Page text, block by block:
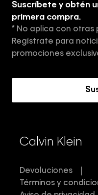
Tiendas
Aviso de privacidad
Términos y
Suscríbete y obtén
primera compra.
* No aplica con otras
Regístrate para
promociones
Calvin Klein
Devoluciones
Términos y